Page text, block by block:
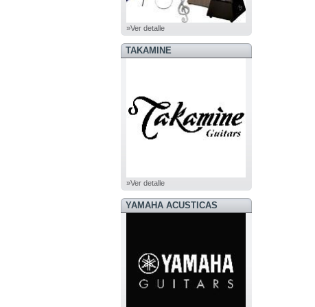
»Ver detalle
TAKAMINE
»Ver detalle
YAMAHA ACUSTICAS